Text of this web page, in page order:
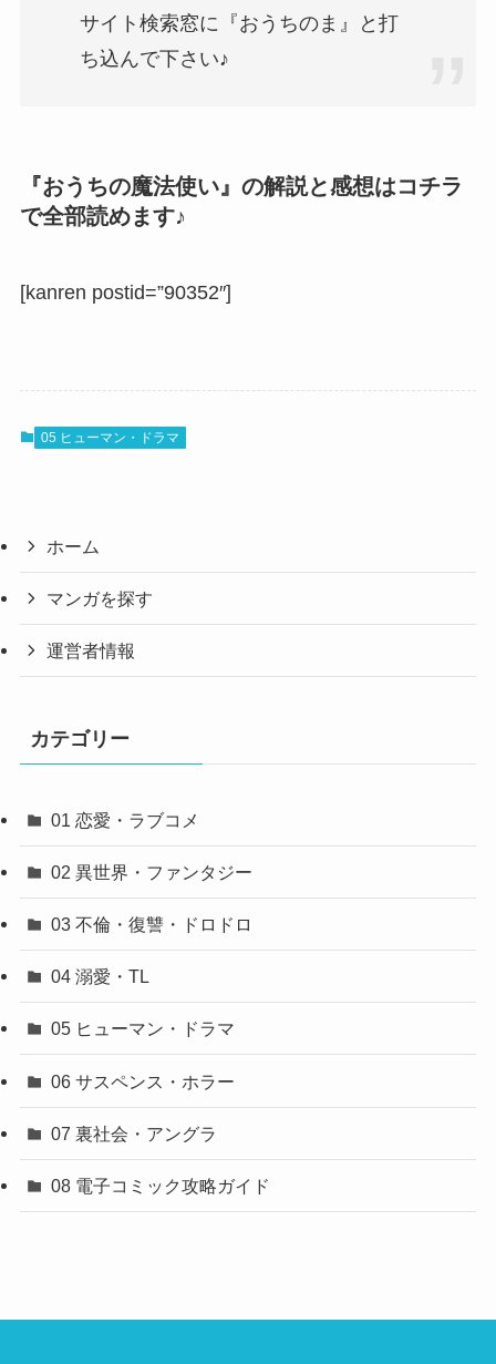
サイト検索窓に『おうちのま』と打
ち込んで下さい♪
『おうちの魔法使い』の解説と感想はコチラ
で全部読めます♪
[kanren postid=”90352″]
05 ヒューマン・ドラマ
ホーム
マンガを探す
運営者情報
カテゴリー
01 恋愛・ラブコメ
02 異世界・ファンタジー
03 不倫・復讐・ドロドロ
04 溺愛・TL
05 ヒューマン・ドラマ
06 サスペンス・ホラー
07 裏社会・アングラ
08 電子コミック攻略ガイド